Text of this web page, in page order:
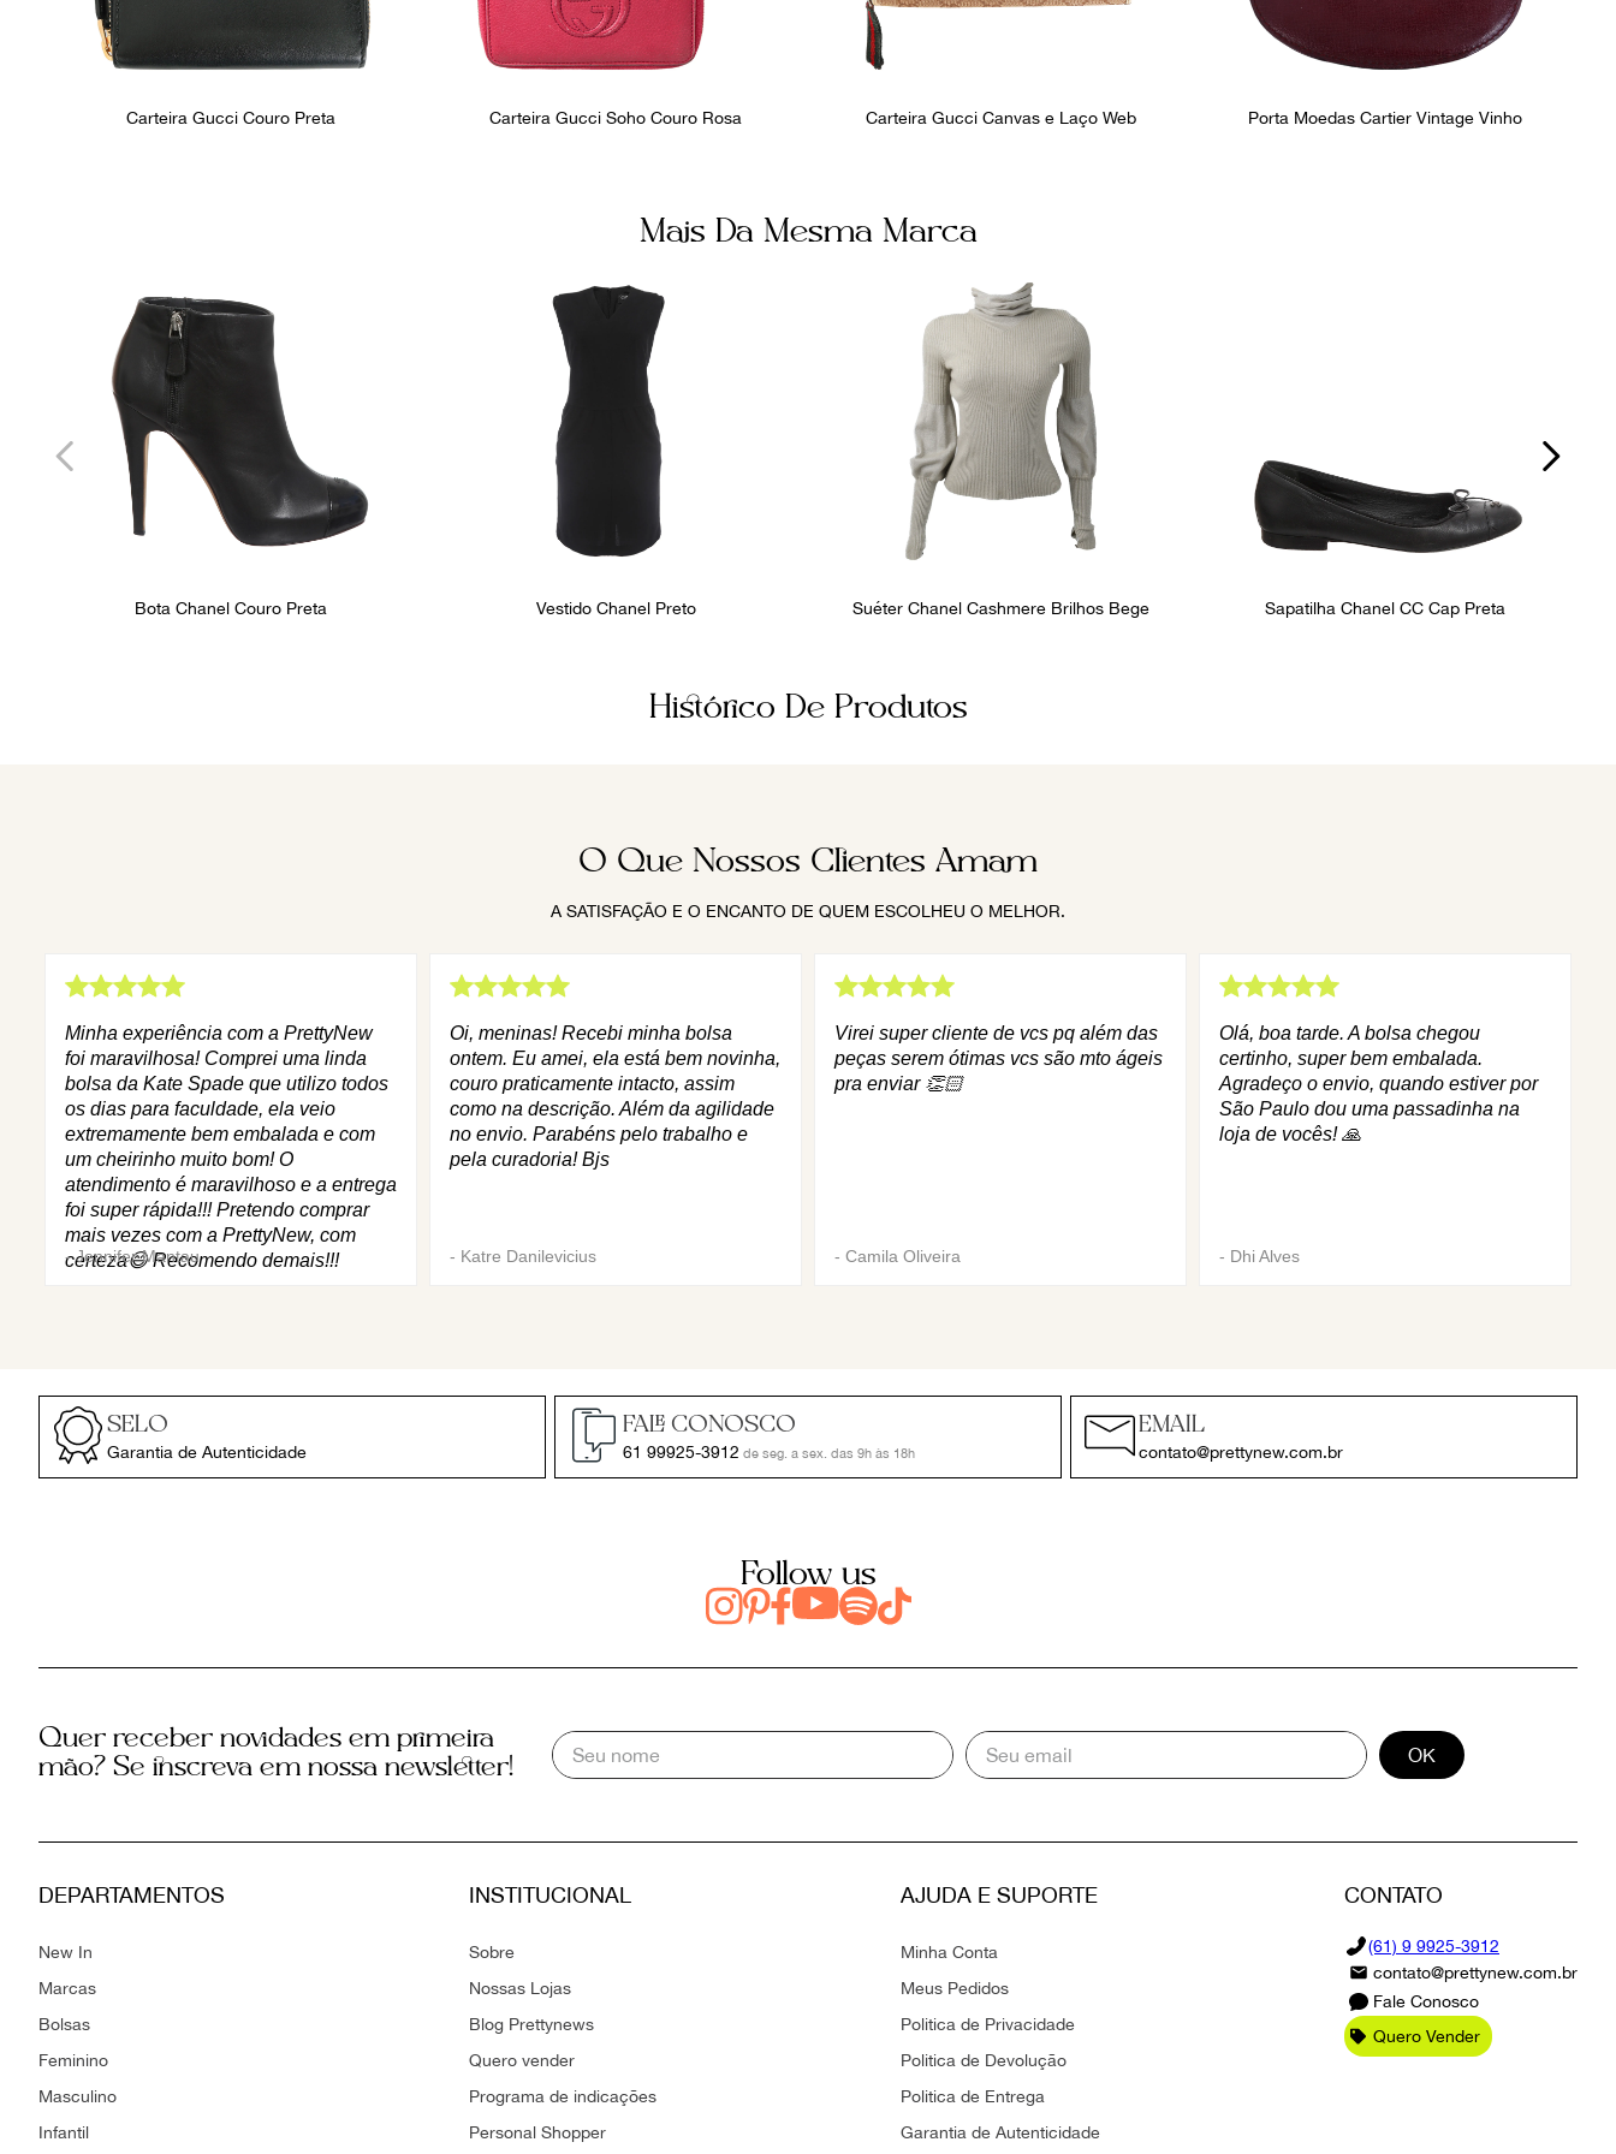
Carteira Gucci Couro Preta Carteira Gucci Soho Couro Rosa Carteira Gucci Canvas e Laço Web Porta Moedas Cartier Vintage Vinho
Mais Da Mesma Marca
Bota Chanel Couro Preta Vestido Chanel Preto Suéter Chanel Cashmere Brilhos Bege Sapatilha Chanel CC Cap Preta
Histórico De Produtos
O Que Nossos Clientes Amam
A SATISFAÇÃO E O ENCANTO DE QUEM ESCOLHEU O MELHOR.
Minha experiência com a PrettyNew
foi maravilhosa! Comprei uma linda
bolsa da Kate Spade que utilizo todos
os dias para faculdade, ela veio
extremamente bem embalada e com
um cheirinho muito bom! O
atendimento é maravilhoso e a entrega
foi super rápida!!! Pretendo comprar
mais vezes com a PrettyNew, com
certeza😄 Recomendo demais!!!
-Jennifer Mantau
Oi, meninas! Recebi minha bolsa
ontem. Eu amei, ela está bem novinha,
couro praticamente intacto, assim
como na descrição. Além da agilidade
no envio. Parabéns pelo trabalho e
pela curadoria! Bjs
- Katre Danilevicius
Virei super cliente de vcs pq além das
peças serem ótimas vcs são mto ágeis
pra enviar 👏🏻
- Camila Oliveira
Olá, boa tarde. A bolsa chegou
certinho, super bem embalada.
Agradeço o envio, quando estiver por
São Paulo dou uma passadinha na
loja de vocês! 🙏
- Dhi Alves
SELO
Garantia de Autenticidade
FALE CONOSCO
61 99925-3912 de seg. a sex. das 9h às 18h
EMAIL
contato@prettynew.com.br
Follow us
Quer receber novidades em primeira
mão? Se inscreva em nossa newsletter!
OK
DEPARTAMENTOS
New In
Marcas
Bolsas
Feminino
Masculino
Infantil
INSTITUCIONAL
Sobre
Nossas Lojas
Blog Prettynews
Quero vender
Programa de indicações
Personal Shopper
AJUDA E SUPORTE
Minha Conta
Meus Pedidos
Politica de Privacidade
Politica de Devolução
Politica de Entrega
Garantia de Autenticidade
CONTATO
(61) 9 9925-3912
contato@prettynew.com.br
Fale Conosco
Quero Vender